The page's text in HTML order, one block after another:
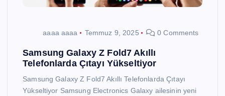
aaaa aaaa Temmuz 9, 2025 0 Comments
Samsung Galaxy Z Fold7 Akıllı
Telefonlarda Çıtayı Yükseltiyor
Samsung Galaxy Z Fold7 Akıllı Telefonlarda Çıtayı
Yükseltiyor Samsung Electronics Galaxy ailesinin yeni